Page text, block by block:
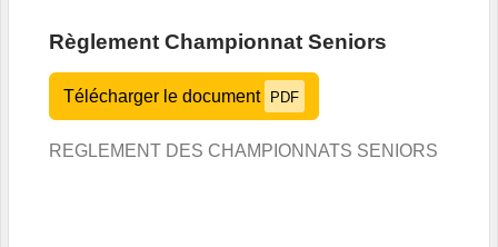
Règlement Championnat Seniors
Télécharger le document PDF
REGLEMENT DES CHAMPIONNATS SENIORS